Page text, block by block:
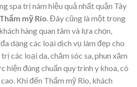
spa trị nám hiệu quả nhất quận Tây
Thẩm mỹ Rio. Đây cũng là một trong
hàng quan tâm và lựa chọn,
dạng các loại dịch vụ làm đẹp cho
các loại da, chăm sóc sa, phun xăm
đúng chuẩn quy trình y khoa, có
Khi đến Thẩm mỹ Rio, khách